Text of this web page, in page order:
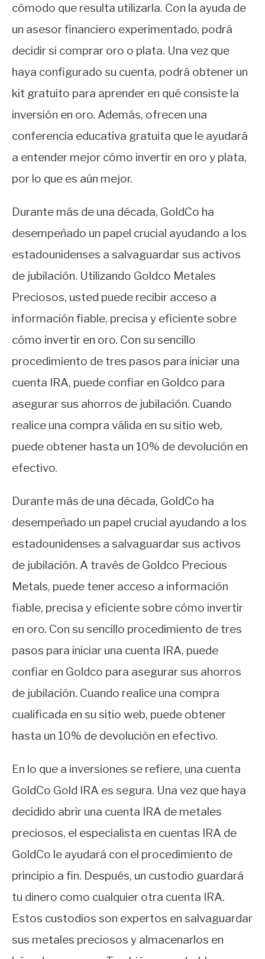
cómodo que resulta utilizarla. Con la ayuda de
un asesor financiero experimentado, podrá
decidir si comprar oro o plata. Una vez que
haya configurado su cuenta, podrá obtener un
kit gratuito para aprender en qué consiste la
inversión en oro. Además, ofrecen una
conferencia educativa gratuita que le ayudará
a entender mejor cómo invertir en oro y plata,
por lo que es aún mejor.
Durante más de una década, GoldCo ha
desempeñado un papel crucial ayudando a los
estadounidenses a salvaguardar sus activos
de jubilación. Utilizando Goldco Metales
Preciosos, usted puede recibir acceso a
información fiable, precisa y eficiente sobre
cómo invertir en oro. Con su sencillo
procedimiento de tres pasos para iniciar una
cuenta IRA, puede confiar en Goldco para
asegurar sus ahorros de jubilación. Cuando
realice una compra válida en su sitio web,
puede obtener hasta un 10% de devolución en
efectivo.
Durante más de una década, GoldCo ha
desempeñado un papel crucial ayudando a los
estadounidenses a salvaguardar sus activos
de jubilación. A través de Goldco Precious
Metals, puede tener acceso a información
fiable, precisa y eficiente sobre cómo invertir
en oro. Con su sencillo procedimiento de tres
pasos para iniciar una cuenta IRA, puede
confiar en Goldco para asegurar sus ahorros
de jubilación. Cuando realice una compra
cualificada en su sitio web, puede obtener
hasta un 10% de devolución en efectivo.
En lo que a inversiones se refiere, una cuenta
GoldCo Gold IRA es segura. Una vez que haya
decidido abrir una cuenta IRA de metales
preciosos, el especialista en cuentas IRA de
GoldCo le ayudará con el procedimiento de
principio a fin. Después, un custodio guardará
tu dinero como cualquier otra cuenta IRA.
Estos custodios son expertos en salvaguardar
sus metales preciosos y almacenarlos en